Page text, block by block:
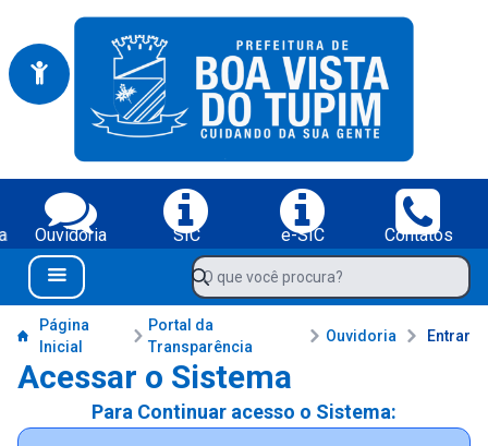
Portal da Prefeitura Municipal de Boa Vista do Tupim-BA
Serviços da Prefeitura Municipal de Boa Vista do Tupim-BA;
Ouvidoria SIC e-SIC
Contatos
Navegue pelo portal da Prefeitura de Boa Vista do Tupim-BA
Menu Bar
O que você procura?
Conteúdo da Prefeitura de Boa Vista do Tupim-BA
Página
Inicial
Portal da
Transparência
Ouvidoria Entrar
Acessar o Sistema
Para Continuar acesso o Sistema: